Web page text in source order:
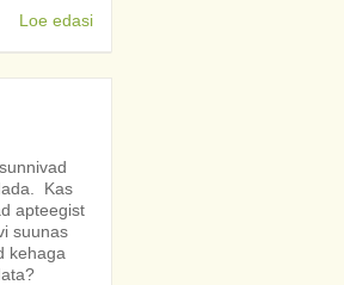
Loe edasi
Kas
apteegist
suunas
kehaga